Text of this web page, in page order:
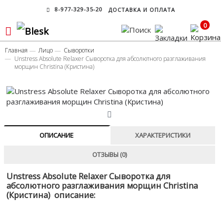
8-977-329-35-20 ДОСТАВКА И ОПЛАТА
0
Главная Лицо
Сыворотки
Unstress Absolute Relaxer Сыворотка для абсолютного разглаживания
морщин Christina (Кристина)
ОПИСАНИЕ ХАРАКТЕРИСТИКИ
ОТЗЫВЫ (0)
Unstress Absolute Relaxer Сыворотка для
абсолютного разглаживания морщин Christina
(Кристина) описание: